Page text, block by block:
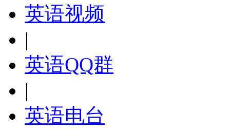
英语视频
|
英语QQ群
|
英语电台